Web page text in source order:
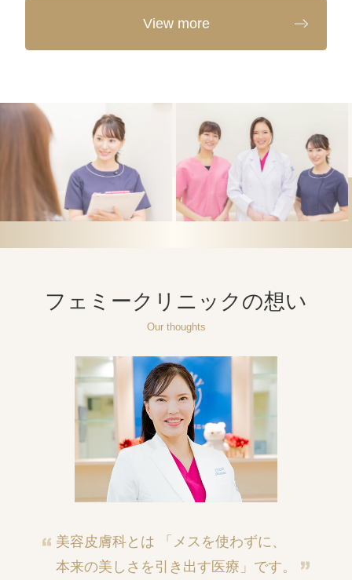
View more
フェミークリニックの想い
Our thoughts
美容皮膚科とは 「メスを使わずに、
本来の美しさを引き出す医療」です。